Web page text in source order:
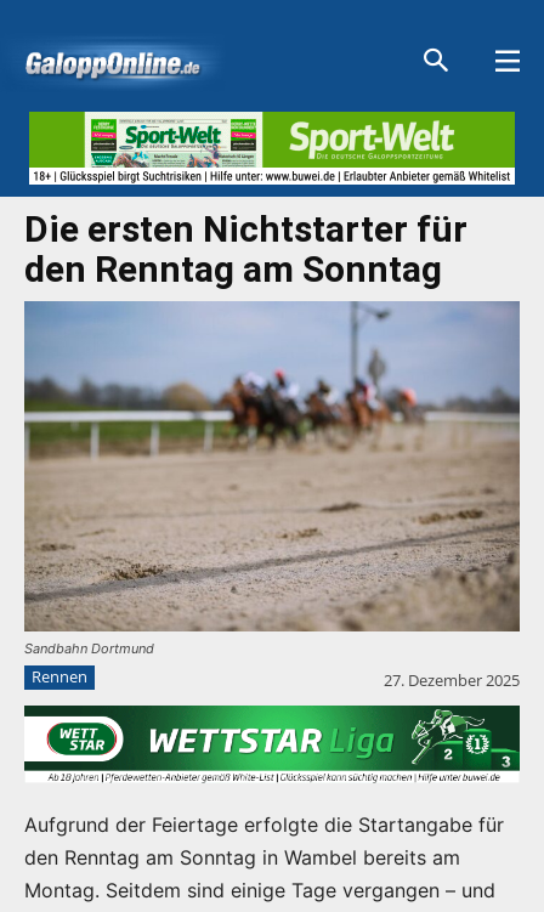
Die ersten Nichtstarter für
den Renntag am Sonntag
Sandbahn Dortmund
Rennen 27. Dezember 2025
Aufgrund der Feiertage erfolgte die Startangabe für
den Renntag am Sonntag in Wambel bereits am
Montag. Seitdem sind einige Tage vergangen – und